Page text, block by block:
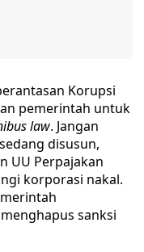
Korupsi
pemerintah untuk
law. Jangan
disusun,
UU Perpajakan
korporasi nakal.
sanksi